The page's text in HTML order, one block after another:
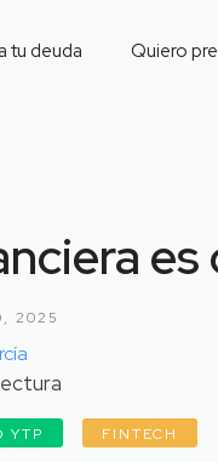
tu deuda Quiero
2025
YTP FINTECH